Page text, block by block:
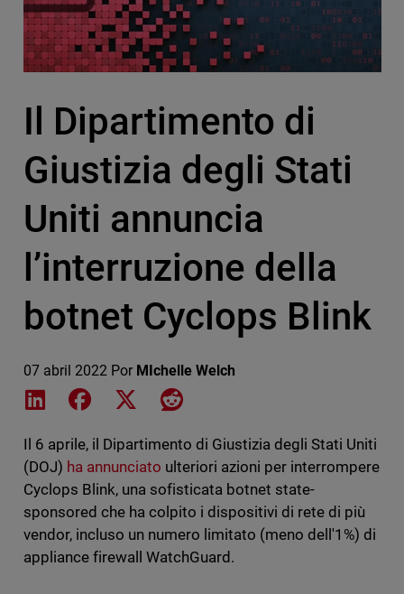
Il Dipartimento di
Giustizia degli Stati
Uniti annuncia
l’interruzione della
botnet Cyclops Blink
07 abril 2022 Por MIchelle Welch
Share on LinkedIn
Share on Facebook
Share on XShare on Reddit
Il 6 aprile, il Dipartimento di Giustizia degli Stati Uniti
(DOJ) ha annunciato ulteriori azioni per interrompere
Cyclops Blink, una sofisticata botnet state-
sponsored che ha colpito i dispositivi di rete di più
vendor, incluso un numero limitato (meno dell'1%) di
appliance firewall WatchGuard.